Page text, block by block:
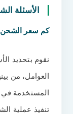
الأسئلة
كم سعر الشحن
نقوم بتحديد
العوامل، من
المستخدمة في
تنفيذ عملية